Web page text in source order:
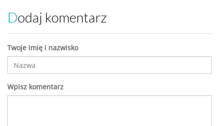
Dodaj komentarz
Twoje imię i nazwisko
Wpisz komentarz